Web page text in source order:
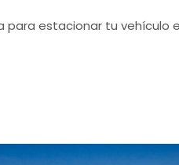
para estacionar tu vehículo